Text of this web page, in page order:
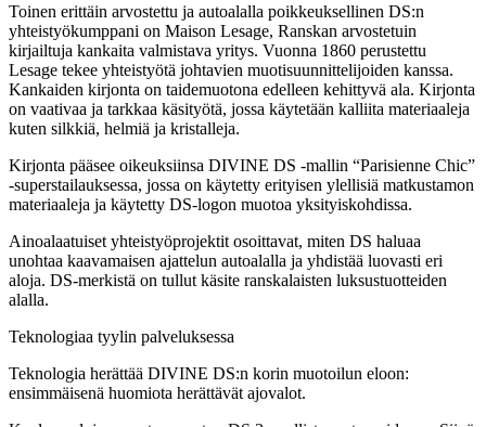
Toinen erittäin arvostettu ja autoalalla poikkeuksellinen DS:n
yhteistyökumppani on Maison Lesage, Ranskan arvostetuin
kirjailtuja kankaita valmistava yritys. Vuonna 1860 perustettu
Lesage tekee yhteistyötä johtavien muotisuunnittelijoiden kanssa.
Kankaiden kirjonta on taidemuotona edelleen kehittyvä ala. Kirjonta
on vaativaa ja tarkkaa käsityötä, jossa käytetään kalliita materiaaleja
kuten silkkiä, helmiä ja kristalleja.
Kirjonta pääsee oikeuksiinsa DIVINE DS -mallin “Parisienne Chic”
-superstailauksessa, jossa on käytetty erityisen ylellisiä matkustamon
materiaaleja ja käytetty DS-logon muotoa yksityiskohdissa.
Ainoalaatuiset yhteistyöprojektit osoittavat, miten DS haluaa
unohtaa kaavamaisen ajattelun autoalalla ja yhdistää luovasti eri
aloja. DS-merkistä on tullut käsite ranskalaisten luksustuotteiden
alalla.
Teknologiaa tyylin palveluksessa
Teknologia herättää DIVINE DS:n korin muotoilun eloon:
ensimmäisenä huomiota herättävät ajovalot.